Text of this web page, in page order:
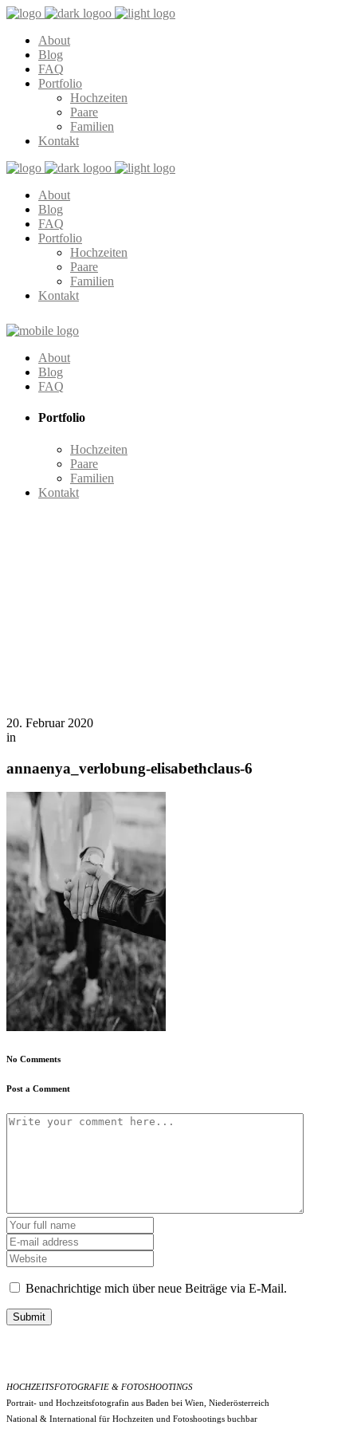
About
Blog
FAQ
Portfolio
Hochzeiten
Paare
Familien
Kontakt
About
Blog
FAQ
Portfolio
Hochzeiten
Paare
Familien
Kontakt
About
Blog
FAQ
Portfolio
Hochzeiten
Paare
Familien
Kontakt
20. Februar 2020
in
annaenya_verlobung-elisabethclaus-6
No Comments
Post a Comment
Benachrichtige mich über neue Beiträge via E-Mail.
Submit
HOCHZEITSFOTOGRAFIE & FOTOSHOOTINGS
Portrait- und Hochzeitsfotografin aus Baden bei Wien, Niederösterreich
National & International für Hochzeiten und Fotoshootings buchbar